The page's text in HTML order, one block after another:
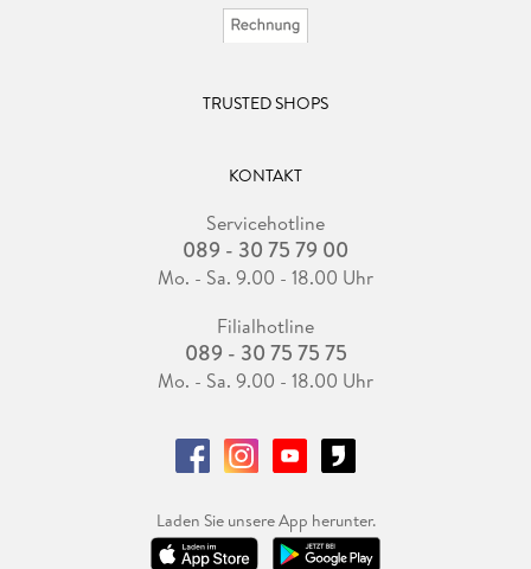
TRUSTED SHOPS
KONTAKT
Servicehotline
089 - 30 75 79 00
Mo. - Sa. 9.00 - 18.00 Uhr
Filialhotline
089 - 30 75 75 75
Mo. - Sa. 9.00 - 18.00 Uhr
Laden Sie unsere App herunter.